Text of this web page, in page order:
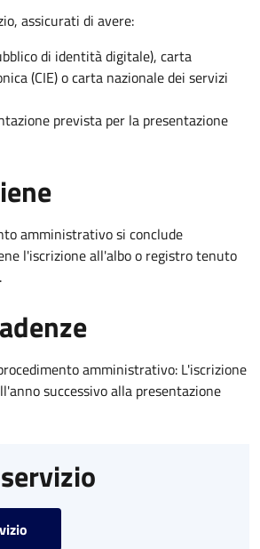
assicurati di avere:
di identità digitale), carta
(CIE) o carta nazionale dei servizi
prevista per la presentazione
amministrativo si conclude
l'iscrizione all'albo o registro tenuto
amministrativo: L'iscrizione
successivo alla presentazione